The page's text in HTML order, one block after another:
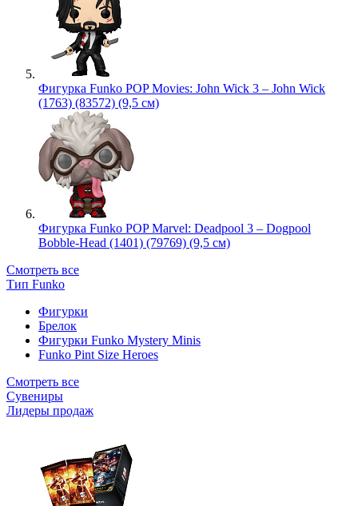
Фигурка Funko POP Movies: John Wick 3 – John Wick
(1763) (83572) (9,5 см)
Фигурка Funko POP Marvel: Deadpool 3 – Dogpool
Bobble-Head (1401) (79769) (9,5 см)
Смотреть все
Тип Funko
Фигурки
Брелок
Фигурки Funko Mystery Minis
Funko Pint Size Heroes
Смотреть все
Сувениры
Лидеры продаж